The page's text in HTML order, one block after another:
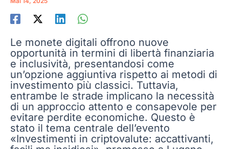
Le monete digitali offrono nuove
opportunità in termini di libertà finanziaria
e inclusività, presentandosi come
un’opzione aggiuntiva rispetto ai metodi di
investimento più classici. Tuttavia,
entrambe le strade implicano la necessità
di un approccio attento e consapevole per
evitare perdite economiche. Questo è
stato il tema centrale dell’evento
«Investimenti in criptovalute: accattivanti,